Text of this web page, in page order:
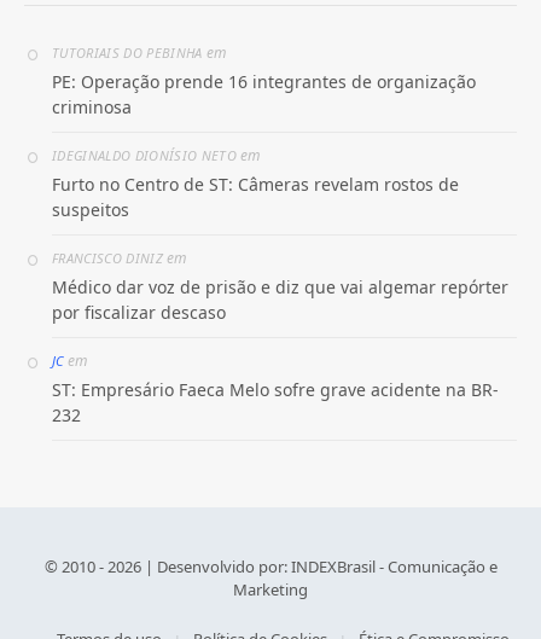
TUTORIAIS DO PEBINHA em
PE: Operação prende 16 integrantes de organização
criminosa
IDEGINALDO DIONÍSIO NETOem
Furto no Centro de ST: Câmeras revelam rostos de
suspeitos
FRANCISCO DINIZem
Médico dar voz de prisão e diz que vai algemar repórter
por fiscalizar descaso
JCem
ST: Empresário Faeca Melo sofre grave acidente na BR-
232
© 2010 - 2026 | Desenvolvido por:INDEXBrasil - Comunicação e
Marketing